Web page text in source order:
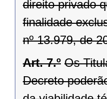
direito privado
finalidade
nº 13.979, de
Art. 7.º Os
Decreto